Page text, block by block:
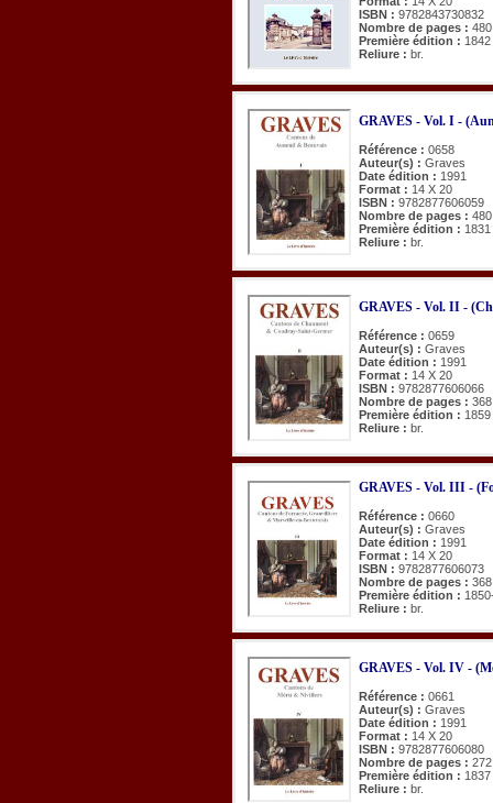
ISBN : 9782843730832
Nombre de pages : 480
Première édition : 1842
Reliure : br.
GRAVES - Vol. I -
Référence : 0658
Auteur(s) : Graves
Date édition : 1991
Format : 14 X 20
ISBN : 9782877606059
Nombre de pages : 480
Première édition : 1831
Reliure : br.
GRAVES - Vol. II -
Référence : 0659
Auteur(s) : Graves
Date édition : 1991
Format : 14 X 20
ISBN : 9782877606066
Nombre de pages : 368
Première édition : 1859
Reliure : br.
GRAVES - Vol. III -
Référence : 0660
Auteur(s) : Graves
Date édition : 1991
Format : 14 X 20
ISBN : 9782877606073
Nombre de pages : 368
Première édition :
Reliure : br.
GRAVES - Vol. IV -
Référence : 0661
Auteur(s) : Graves
Date édition : 1991
Format : 14 X 20
ISBN : 9782877606080
Nombre de pages : 272
Première édition : 1837
Reliure : br.